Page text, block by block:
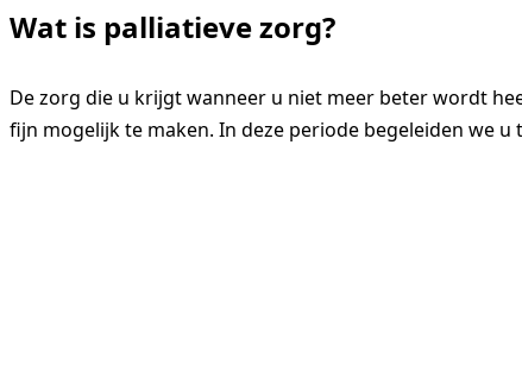
Wat is palliatieve zorg?
De zorg die u krijgt wanneer u niet meer beter wordt
fijn mogelijk te maken. In deze periode begeleiden we